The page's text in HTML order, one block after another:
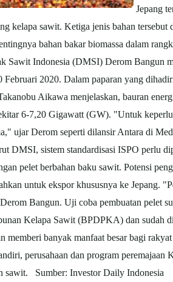
Jepang
kelapa sawit. Ketiga jenis bahan
bahan bakar biomassa dalam
Indonesia (DMSI) Derom Bangun
2020. Dalam paparan yang
Aikawa menjelaskan, bauran
6-7,20 Gigawatt (GW). "Untuk
ujar Derom seperti dilansir Antara di
DMSI, sistem standardisasi ISPO perlu
pelet berbahan baku sawit. Potensi
untuk ekspor khususnya ke Jepang.
Bangun. Uji coba pembuatan pelet
Kelapa Sawit (BPDPKA) dan sudah
banyak manfaat besar bagi
perusahaan dan program
sawit. Sumber: Investor Daily Indonesia